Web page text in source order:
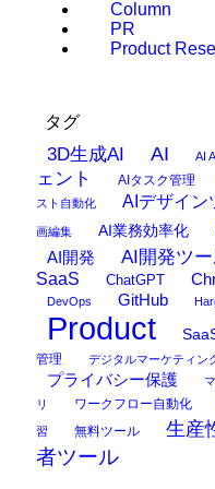
Column
PR
Product
タグ
3D生成AI AI AI
ェント
AIタスク管理
スト自動化
AIデザイン
画編集 AI業務効率化
AI開発 AI開発ツ
SaaS
ChatGPT
DevOps GitHub
Product
管理
デジタルマーケティン
プライバシー保護
リ
ワークフロー自動化
習 無料ツール 生産
者ツール